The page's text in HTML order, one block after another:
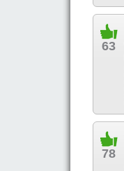
63
78